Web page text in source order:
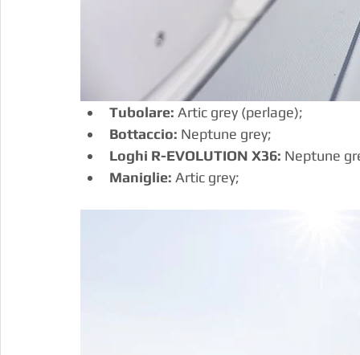
Tubolare: Artic grey (perlage);
Bottaccio: Neptune grey;
Loghi R-EVOLUTION X36: Neptune
Maniglie: Artic grey;